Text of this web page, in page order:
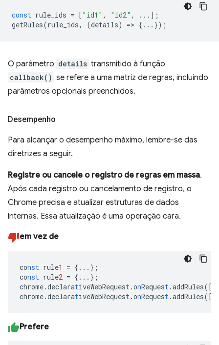
const rule_ids = [ "id1" , "id2" ,
...];
getRules(rule_ids, (details) => {...});
O parâmetro details transmitido à função
callback() se refere a uma matriz de regras, incluindo
parâmetros opcionais preenchidos.
Desempenho
Para alcançar o desempenho máximo, lembre-se das
diretrizes a seguir.
Registre ou cancele o registro de regras em massa.
Após cada registro ou cancelamento de registro, o
Chrome precisa e atualizar estruturas de dados
internas. Essa atualização é uma operação cara.
em vez de
const rule1 = { ... } ;
const rule2 = { ... } ;
chrome.declarativeWebRequest.onRequest.addRules( [
chrome.declarativeWebRequest.onRequest.addRules( [
Prefere